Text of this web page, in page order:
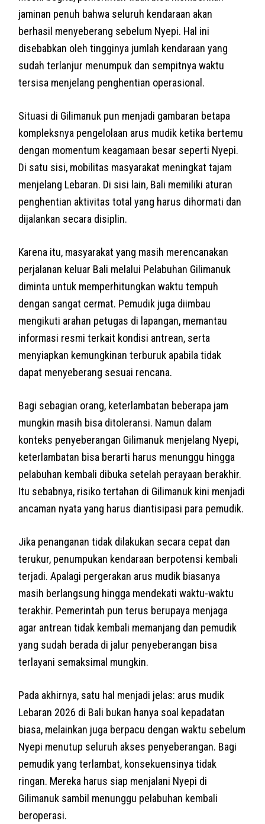
jaminan penuh bahwa seluruh kendaraan akan
berhasil menyeberang sebelum Nyepi. Hal ini
disebabkan oleh tingginya jumlah kendaraan yang
sudah terlanjur menumpuk dan sempitnya waktu
tersisa menjelang penghentian operasional.
Situasi di Gilimanuk pun menjadi gambaran betapa
kompleksnya pengelolaan arus mudik ketika bertemu
dengan momentum keagamaan besar seperti Nyepi.
Di satu sisi, mobilitas masyarakat meningkat tajam
menjelang Lebaran. Di sisi lain, Bali memiliki aturan
penghentian aktivitas total yang harus dihormati dan
dijalankan secara disiplin.
Karena itu, masyarakat yang masih merencanakan
perjalanan keluar Bali melalui Pelabuhan Gilimanuk
diminta untuk memperhitungkan waktu tempuh
dengan sangat cermat. Pemudik juga diimbau
mengikuti arahan petugas di lapangan, memantau
informasi resmi terkait kondisi antrean, serta
menyiapkan kemungkinan terburuk apabila tidak
dapat menyeberang sesuai rencana.
Bagi sebagian orang, keterlambatan beberapa jam
mungkin masih bisa ditoleransi. Namun dalam
konteks penyeberangan Gilimanuk menjelang Nyepi,
keterlambatan bisa berarti harus menunggu hingga
pelabuhan kembali dibuka setelah perayaan berakhir.
Itu sebabnya, risiko tertahan di Gilimanuk kini menjadi
ancaman nyata yang harus diantisipasi para pemudik.
Jika penanganan tidak dilakukan secara cepat dan
terukur, penumpukan kendaraan berpotensi kembali
terjadi. Apalagi pergerakan arus mudik biasanya
masih berlangsung hingga mendekati waktu-waktu
terakhir. Pemerintah pun terus berupaya menjaga
agar antrean tidak kembali memanjang dan pemudik
yang sudah berada di jalur penyeberangan bisa
terlayani semaksimal mungkin.
Pada akhirnya, satu hal menjadi jelas: arus mudik
Lebaran 2026 di Bali bukan hanya soal kepadatan
biasa, melainkan juga berpacu dengan waktu sebelum
Nyepi menutup seluruh akses penyeberangan. Bagi
pemudik yang terlambat, konsekuensinya tidak
ringan. Mereka harus siap menjalani Nyepi di
Gilimanuk sambil menunggu pelabuhan kembali
beroperasi.